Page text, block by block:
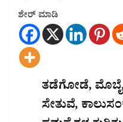
ಶೇರ್ ಮಾಡಿ
ತಡೆಗೋಡೆ,
ಸೇತುವೆ,